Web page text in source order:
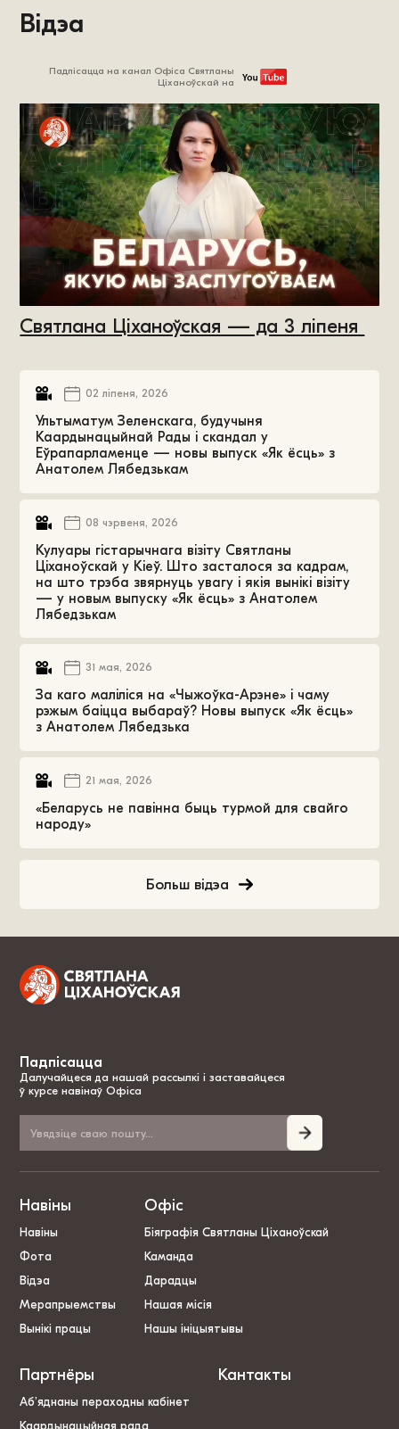
Відэа
Падпісацца на канал Офіса Святланы
Ціханоўскай на
Святлана Ціханоўская — да 3 ліпеня
02 ліпеня, 2026
Ультыматум Зеленскага, будучыня
Каардынацыйнай Рады і скандал у
Еўрапарламенце — новы выпуск «Як ёсць» з
Анатолем Лябедзькам
08 чэрвеня, 2026
Кулуары гістарычнага візіту Святланы
Ціханоўскай у Кіеў. Што засталося за кадрам,
на што трэба звярнуць увагу і якія вынікі візіту
— у новым выпуску «Як ёсць» з Анатолем
Лябедзькам
31 мая, 2026
За каго маліліся на «Чыжоўка-Арэне» і чаму
рэжым баіцца выбараў? Новы выпуск «Як ёсць»
з Анатолем Лябедзька
21 мая, 2026
«Беларусь не павінна быць турмой для свайго
народу»
Больш відэа
Падпісацца
Далучайцеся да нашай рассылкі і заставайцеся
ў курсе навінаў Офіса
Навіны
Навіны
Фота
Відэа
Мерапрыемствы
Вынікі працы
Офіс
Біяграфія Святланы Ціханоўскай
Каманда
Дарадцы
Нашая місія
Нашы ініцыятывы
Партнёры
Аб’яднаны пераходны кабінет
Каардынацыйная рада
Кантакты